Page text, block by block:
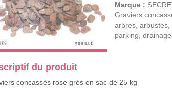
Marque :
Graviers
arbres, arbustes,
parking,
du produit
concassés rose grès en sac de 25 kg